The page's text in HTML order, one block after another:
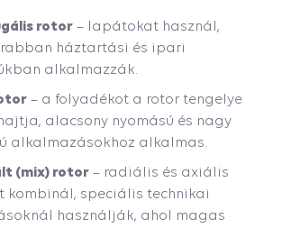
rotor – lapátokat használ,
háztartási és ipari
alkalmazzák.
– a folyadékot a rotor tengelye
alacsony nyomású és nagy
alkalmazásokhoz alkalmas.
(mix) rotor – radiális és axiális
kombinál, speciális technikai
használják, ahol magas